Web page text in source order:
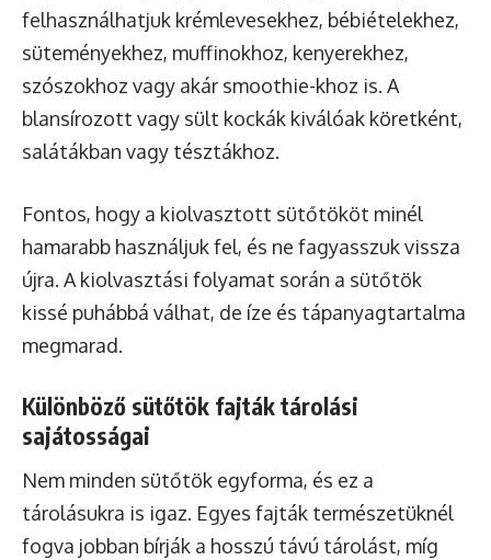
felhasználhatjuk krémlevesekhez, bébiételekhez,
süteményekhez, muffinokhoz, kenyerekhez,
szószokhoz vagy akár smoothie-khoz is. A
blansírozott vagy sült kockák kiválóak köretként,
salátákban vagy tésztákhoz.
Fontos, hogy a kiolvasztott sütőtököt minél
hamarabb használjuk fel, és ne fagyasszuk vissza
újra. A kiolvasztási folyamat során a sütőtök
kissé puhábbá válhat, de íze és tápanyagtartalma
megmarad.
Különböző sütőtök fajták tárolási
sajátosságai
Nem minden sütőtök egyforma, és ez a
tárolásukra is igaz. Egyes fajták természetüknél
fogva jobban bírják a hosszú távú tárolást, míg